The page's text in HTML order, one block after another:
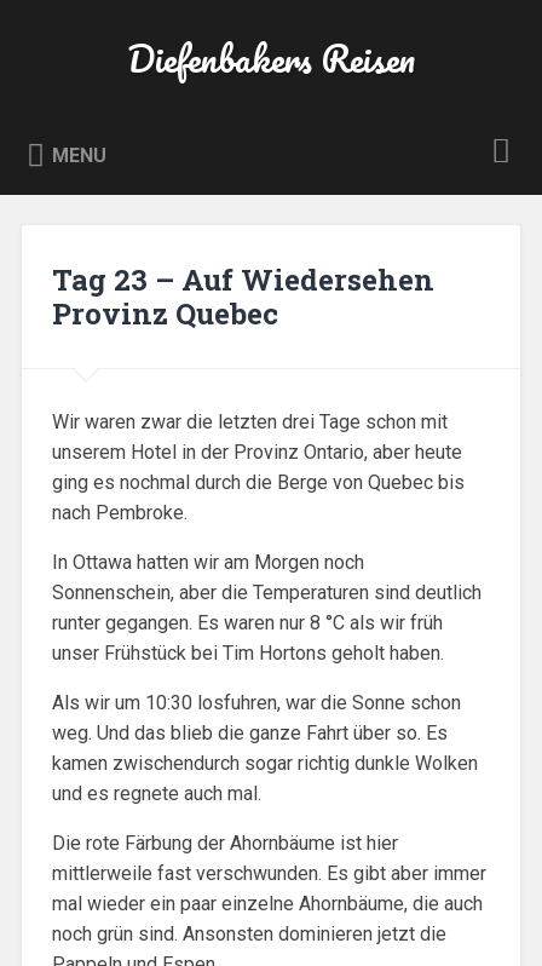
Diefenbakers Reisen
MENU
Tag 23 – Auf Wiedersehen
Provinz Quebec
Wir waren zwar die letzten drei Tage schon mit
unserem Hotel in der Provinz Ontario, aber heute
ging es nochmal durch die Berge von Quebec bis
nach Pembroke.
In Ottawa hatten wir am Morgen noch
Sonnenschein, aber die Temperaturen sind deutlich
runter gegangen. Es waren nur 8 °C als wir früh
unser Frühstück bei Tim Hortons geholt haben.
Als wir um 10:30 losfuhren, war die Sonne schon
weg. Und das blieb die ganze Fahrt über so. Es
kamen zwischendurch sogar richtig dunkle Wolken
und es regnete auch mal.
Die rote Färbung der Ahornbäume ist hier
mittlerweile fast verschwunden. Es gibt aber immer
mal wieder ein paar einzelne Ahornbäume, die auch
noch grün sind. Ansonsten dominieren jetzt die